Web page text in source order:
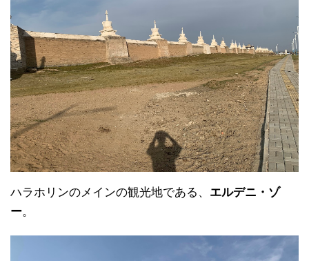
ハラホリンのメインの観光地である、 エルデニ・ゾ
ー。